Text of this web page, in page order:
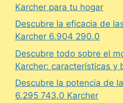
Karcher para tu hogar
Descubre la eficacia de
Karcher 6.904 290.0
Descubre todo sobre el
Karcher: características y
Descubre la potencia de
6.295 743.0 Karcher